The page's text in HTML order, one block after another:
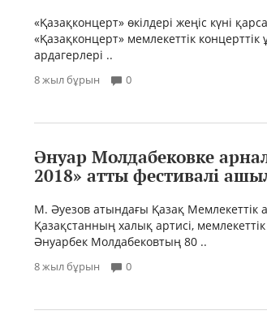
«Қазақконцерт» өкілдері жеңіс күні
«Қазақконцерт» мемлекеттік
ардагерлері ..
8 жыл бұрын 0
Әнуар Молдабековке
2018» атты фестивалі
М. Әуезов атындағы Қазақ Мемлекеттік
Қазақстанның халық артисі,
Әнуарбек Молдабековтың 80 ..
8 жыл бұрын 0